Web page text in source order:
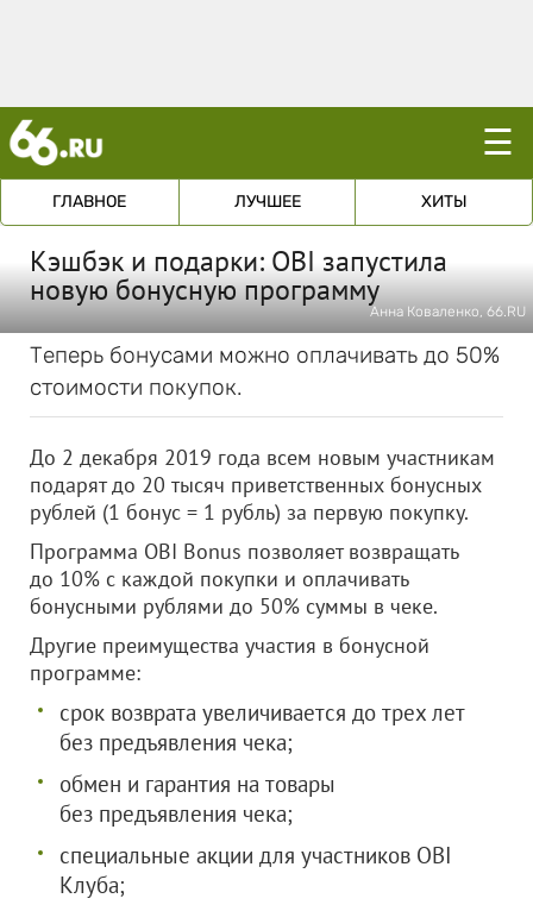
☰
ГЛАВНОЕ ЛУЧШЕЕ ХИТЫ
Кэшбэк и подарки: OBI запустила
новую бонусную программу
Анна Коваленко, 66.RU
Теперь бонусами можно оплачивать до 50%
стоимости покупок.
До 2 декабря 2019 года всем новым участникам
подарят до 20 тысяч приветственных бонусных
рублей (1 бонус = 1 рубль) за первую покупку.
Программа OBI Bonus позволяет возвращать
до 10% с каждой покупки и оплачивать
бонусными рублями до 50% суммы в чеке.
Другие преимущества участия в бонусной
программе:
срок возврата увеличивается до трех лет
без предъявления чека;
обмен и гарантия на товары
без предъявления чека;
специальные акции для участников OBI
Клуба;